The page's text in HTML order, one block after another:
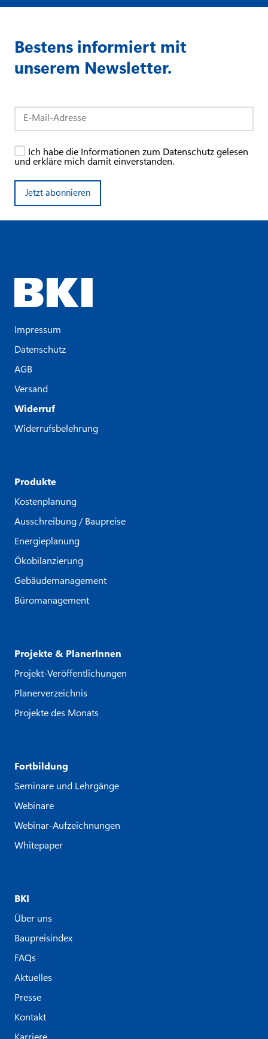
Bestens informiert mit
unserem Newsletter.
Jetzt abonnieren
Ich habe die Informationen zum Datenschutz gelesen
und erkläre mich damit einverstanden.
Impressum
Datenschutz
AGB
Versand
Widerruf
Widerrufsbelehrung
Produkte
Kostenplanung
Ausschreibung / Baupreise
Energieplanung
Ökobilanzierung
Gebäudemanagement
Büromanagement
Projekte & PlanerInnen
Projekt-Veröffentlichungen
Planerverzeichnis
Projekte des Monats
Fortbildung
Seminare und Lehrgänge
Webinare
Webinar-Aufzeichnungen
Whitepaper
BKI
Über uns
Baupreisindex
FAQs
Aktuelles
Presse
Kontakt
Karriere